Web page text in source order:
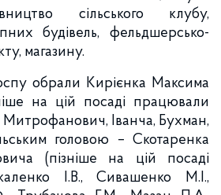
сільського клубу,
будівель, фельдшерсько-
магазину.
обрали Кирієнка Максима
на цій посаді працювали
Іванча, Бухман,
головою – Скотаренка
(пізніше на цій посаді
І.В., Сивашенко М.І.,